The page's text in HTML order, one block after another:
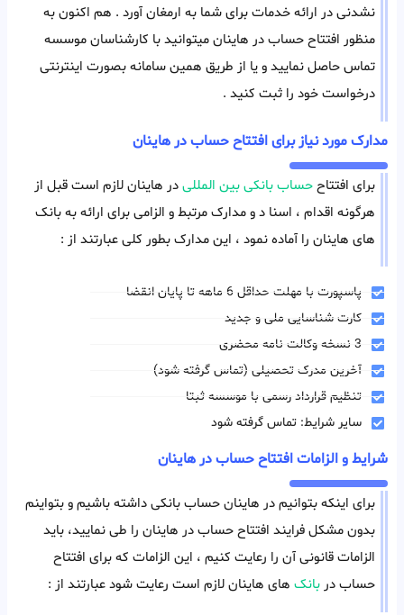
نشدنی در ارائه خدمات برای شما به ارمغان آورد . هم اکنون به
منظور افتتاح حساب در هاینان میتوانید با کارشناسان موسسه
تماس حاصل نمایید و یا از طریق همین سامانه بصورت اینترنتی
درخواست خود را ثبت کنید .
مدارک مورد نیاز برای افتتاح حساب در هاینان
برای افتتاححساب بانکی بین المللیدر هاینان لازم است قبل از
هرگونه اقدام ، اسنا د و مدارک مرتبط و الزامی برای ارائه به بانک
های هاینان را آماده نمود ، این مدارک بطور کلی عبارتند از :
پاسپورت با مهلت حداقل 6 ماهه تا پایان انقضا
کارت شناسایی ملی و جدید
3 نسخه وکالت نامه محضری
آخرین مدرک تحصیلی (تماس گرفته شود)
تنظیم قرارداد رسمی با موسسه ثبتا
سایر شرایط: تماس گرفته شود
شرایط و الزامات افتتاح حساب در هاینان
برای اینکه بتوانیم در هاینان حساب بانکی داشته باشیم و بتواینم
بدون مشکل فرایند افتتاح حساب در هاینان را طی نمایید، باید
الزامات قانونی آن را رعایت کنیم ، این الزامات که برای افتتاح
حساب در بانک های هاینان لازم است رعایت شود عبارتند از :